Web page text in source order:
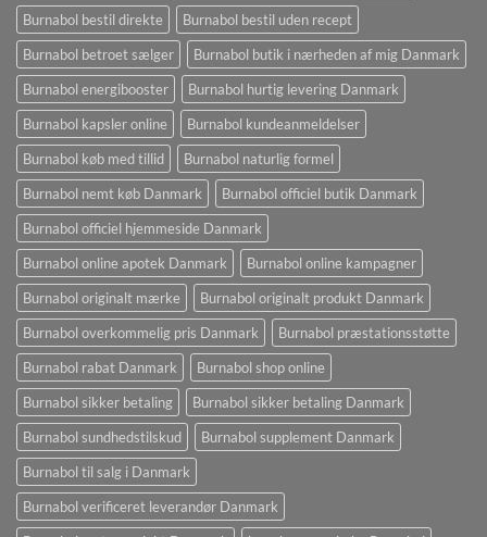
Burnabol bestil direkte
Burnabol bestil uden recept
Burnabol betroet sælger
Burnabol butik i nærheden af ​​mig Danmark
Burnabol energibooster
Burnabol hurtig levering Danmark
Burnabol kapsler online
Burnabol kundeanmeldelser
Burnabol køb med tillid
Burnabol naturlig formel
Burnabol nemt køb Danmark
Burnabol officiel butik Danmark
Burnabol officiel hjemmeside Danmark
Burnabol online apotek Danmark
Burnabol online kampagner
Burnabol originalt mærke
Burnabol originalt produkt Danmark
Burnabol overkommelig pris Danmark
Burnabol præstationsstøtte
Burnabol rabat Danmark
Burnabol shop online
Burnabol sikker betaling
Burnabol sikker betaling Danmark
Burnabol sundhedstilskud
Burnabol supplement Danmark
Burnabol til salg i Danmark
Burnabol verificeret leverandør Danmark